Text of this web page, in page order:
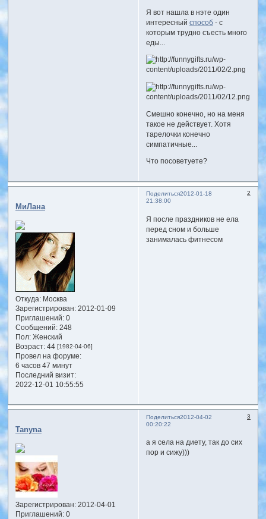
Я вот нашла в нэте один
интересный способ- с
которым трудно съесть много
еды...
Смешно конечно, но на меня
такое не действует. Хотя
тарелочки конечно
симпатичные...
Что посоветуете?
Поделиться 2
2012-01-18
21:38:00
МиЛана
Откуда:Москва
Зарегистрирован: 2012-01-09
Приглашений:0
Сообщений:248
Пол:Женский
Возраст:44 [1982-04-06]
Провел на форуме:
6 часов 47 минут
Последний визит:
2022-12-01 10:55:55
Я после праздников не ела
перед сном и больше
занималась фитнесом
Поделиться 3
2012-04-02
00:20:22
Tanyna
Зарегистрирован: 2012-04-01
Приглашений:0
а я села на диету, так до сих
пор и сижу)))